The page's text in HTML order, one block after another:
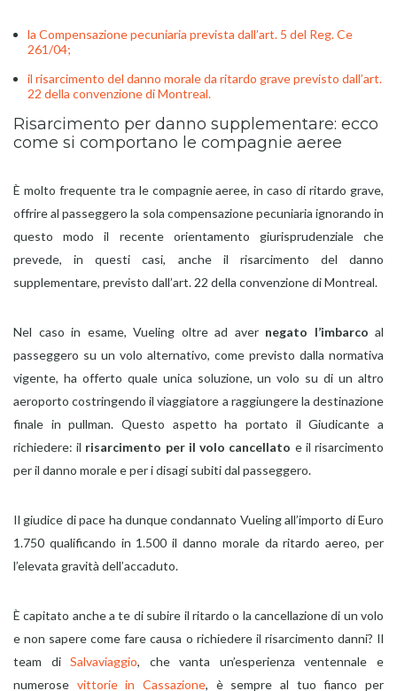
la Compensazione pecuniaria prevista dall’art. 5 del Reg. Ce
261/04;
il risarcimento del danno morale da ritardo grave previsto dall’art.
22 della convenzione di Montreal.
Risarcimento per danno supplementare: ecco
come si comportano le compagnie aeree
È molto frequente tra le compagnie aeree, in caso di ritardo grave,
offrire al passeggero la sola compensazione pecuniaria ignorando in
questo modo il recente orientamento giurisprudenziale che
prevede, in questi casi, anche il risarcimento del danno
supplementare, previsto dall’art. 22 della convenzione di Montreal.
Nel caso in esame, Vueling oltre ad aver negato l’imbarco al
passeggero su un volo alternativo, come previsto dalla normativa
vigente, ha offerto quale unica soluzione, un volo su di un altro
aeroporto costringendo il viaggiatore a raggiungere la destinazione
finale in pullman. Questo aspetto ha portato il Giudicante a
richiedere: il risarcimento per il volo cancellato e il risarcimento
per il danno morale e per i disagi subiti dal passeggero.
Il giudice di pace ha dunque condannato Vueling all’importo di Euro
1.750 qualificando in 1.500 il danno morale da ritardo aereo, per
l’elevata gravità dell’accaduto.
È capitato anche a te di subire il ritardo o la cancellazione di un volo
e non sapere come fare causa o richiedere il risarcimento danni? Il
team diSalvaviaggio, che vanta un’esperienza ventennale e
numerose vittorie in Cassazione, è sempre al tuo fianco per